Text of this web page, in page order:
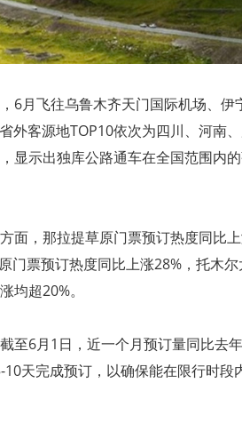
6月飞往乌鲁木齐天门国际机场、伊
外客源地TOP10依次为四川、河南
显示出独库公路通车在全国范围内
面，那拉提草原门票预订热度同比
门票预订热度同比上涨28%，托木尔
均超20%。
至6月1日，近一个月预订量同比去
天完成预订，以确保能在限行时段